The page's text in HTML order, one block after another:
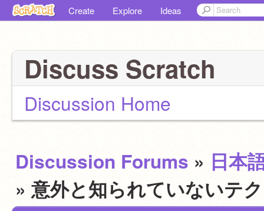
Create Explore Ideas
Discuss Scratch
Discussion Home
Discussion Forums » 日本
» 意外と知られていないテ